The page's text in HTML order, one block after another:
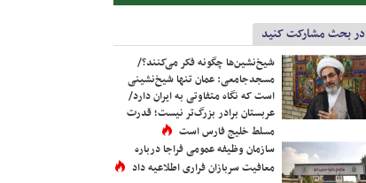
در بحث مشارکت کنید
شیخ‌نشین‌ها چگونه فکر می‌کنند؟/
مسجدجامعی: عمان تنها شیخ‌نشینی
است که نگاه متفاوتی به ایران دارد/
عربستان برادر بزرگ‌تر نیست؛ قدرت
مسلط خلیج فارس است
سازمان وظیفه عمومی فراجا درباره
معافیت سربازان فراری اطلاعیه داد